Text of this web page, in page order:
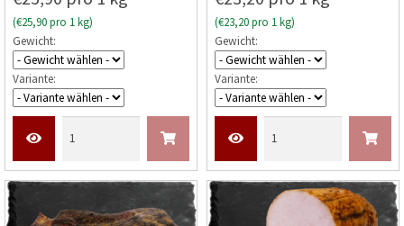
w
e
r
t
e
t
t
0
v
o
(€25,90 pro 1 kg)
Gewicht:
Variante:
w
e
r
t
e
t
t
0
v
o
(€23,20 pro 1 kg)
Gewicht:
Variante: